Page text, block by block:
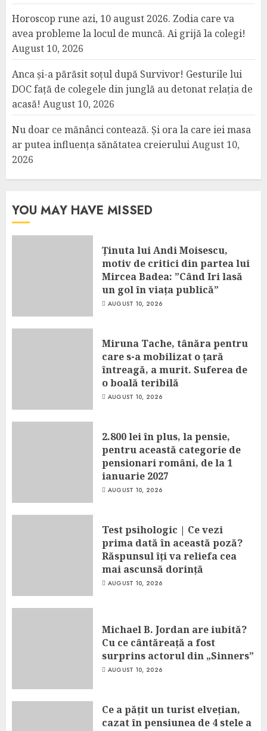
Horoscop rune azi, 10 august 2026. Zodia care va
avea probleme la locul de muncă. Ai grijă la colegi!
August 10, 2026
Anca și-a părăsit soțul după Survivor! Gesturile lui
DOC față de colegele din junglă au detonat relația de
acasă! August 10, 2026
Nu doar ce mănânci contează. Și ora la care iei masa
ar putea influența sănătatea creieruluiAugust 10,
2026
YOU MAY HAVE MISSED
Ținuta lui Andi Moisescu,
motiv de critici din partea lui
Mircea Badea: ”Când Iri lasă
un gol în viața publică”
AUGUST 10, 2026
Miruna Tache, tânăra pentru
care s-a mobilizat o țară
întreagă, a murit. Suferea de
o boală teribilă
AUGUST 10, 2026
2.800 lei în plus, la pensie,
pentru această categorie de
pensionari români, de la 1
ianuarie 2027
AUGUST 10, 2026
Test psihologic | Ce vezi
prima dată în această poză?
Răspunsul îți va reliefa cea
mai ascunsă dorință
AUGUST 10, 2026
Michael B. Jordan are iubită?
Cu ce cântăreață a fost
surprins actorul din „Sinners”
AUGUST 10, 2026
Ce a pățit un turist elvețian,
cazat în pensiunea de 4 stele a